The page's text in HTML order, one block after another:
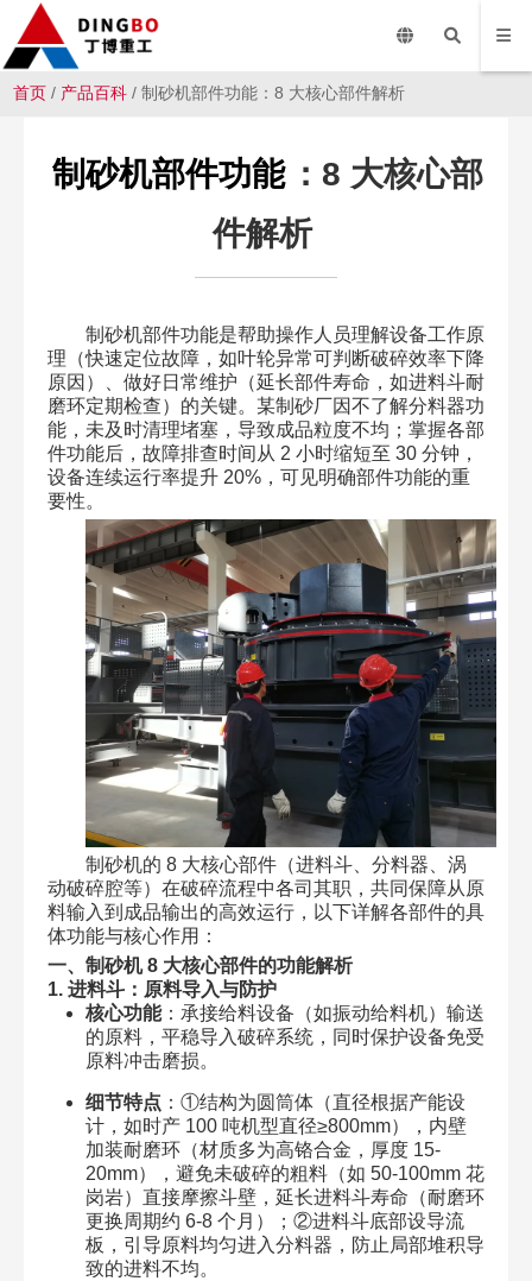
首页 / 产品百科 / 制砂机部件功能：8 大核心部件解析
制砂机部件功能 ：8 大核心部
件解析
制砂机部件功能是帮助操作人员理解设备工作原
理（快速定位故障，如叶轮异常可判断破碎效率下降
原因）、做好日常维护（延长部件寿命，如进料斗耐
磨环定期检查）的关键。某制砂厂因不了解分料器功
能，未及时清理堵塞，导致成品粒度不均；掌握各部
件功能后，故障排查时间从 2 小时缩短至 30 分钟，
设备连续运行率提升 20%，可见明确部件功能的重
要性。
制砂机的 8 大核心部件（进料斗、分料器、涡
动破碎腔等）在破碎流程中各司其职，共同保障从原
料输入到成品输出的高效运行，以下详解各部件的具
体功能与核心作用：
一、制砂机 8 大核心部件的功能解析
1. 进料斗：原料导入与防护
核心功能：承接给料设备（如振动给料机）输送
的原料，平稳导入破碎系统，同时保护设备免受
原料冲击磨损。
细节特点 ：①结构为圆筒体（直径根据产能设
计，如时产 100 吨机型直径≥800mm），内壁
加装耐磨环（材质多为高铬合金，厚度 15-
20mm），避免未破碎的粗料（如 50-100mm 花
岗岩）直接摩擦斗壁，延长进料斗寿命（耐磨环
更换周期约 6-8 个月）；②进料斗底部设导流
板，引导原料均匀进入分料器，防止局部堆积导
致的进料不均。